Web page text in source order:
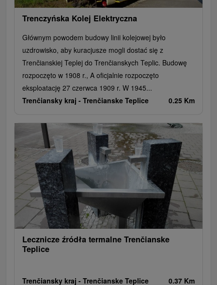
Trenczyńska Kolej Elektryczna
Głównym powodem budowy linii kolejowej było
uzdrowisko, aby kuracjusze mogli dostać się z
Trenčianskiej Teplej do Trenčianskych Teplic. Budowę
rozpoczęto w 1908 r., A oficjalnie rozpoczęto
eksploatację 27 czerwca 1909 r. W 1945...
Trenčiansky kraj - Trenčianske Teplice 0.25 Km
Lecznicze źródła termalne Trenčianske
Teplice
Trenčiansky kraj - Trenčianske Teplice 0.37 Km